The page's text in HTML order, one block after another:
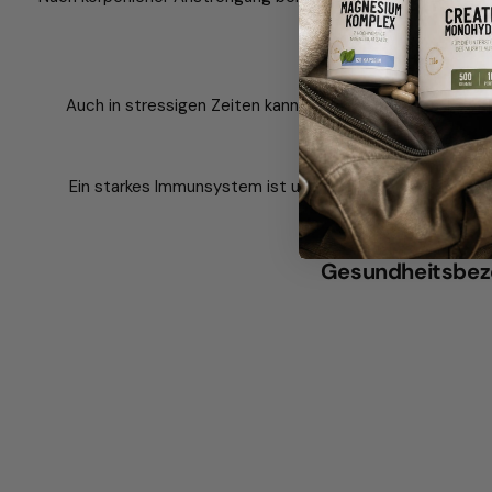
Auch in stressigen Zeiten kann Magnesium helfen. Es
Ein starkes Immunsystem ist unerlässlich,